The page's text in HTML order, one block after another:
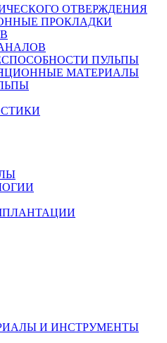
ОТВЕРЖДЕНИЯ
ПРОКЛАДКИ
ПУЛЬПЫ
МАТЕРИАЛЫ
И ИНСТРУМЕНТЫ